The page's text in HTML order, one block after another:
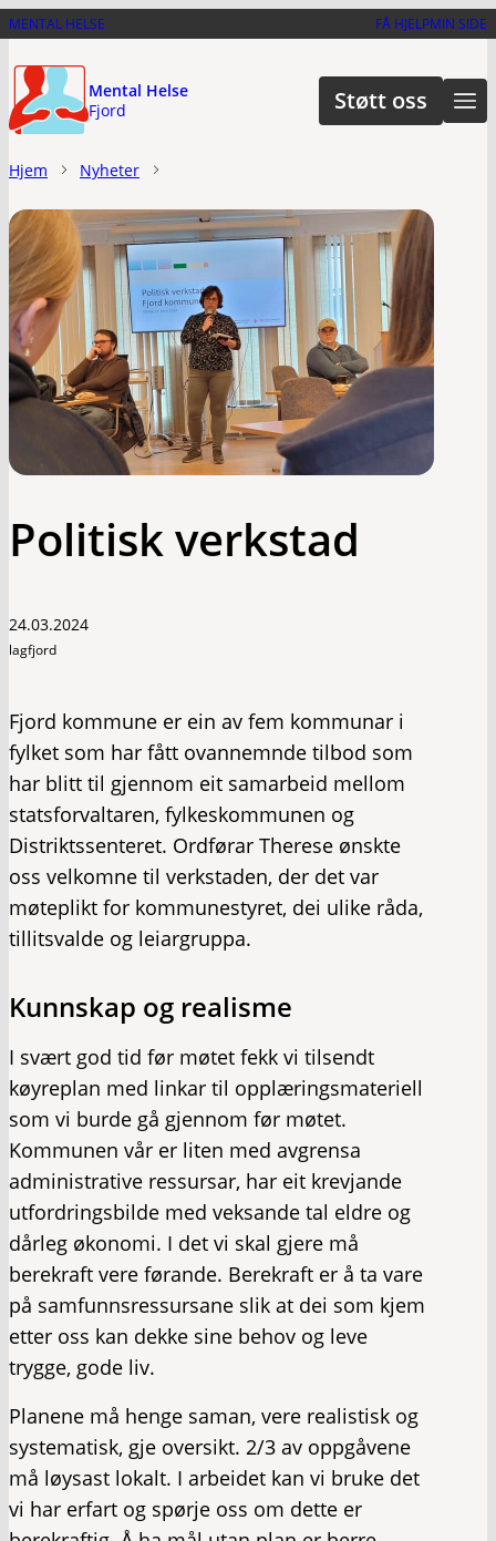
Hopp
hovedinnhold
MENTAL HELSE FÅ HJELPMIN SIDE
Mental Helse
Fjord
Støtt oss
Hjem Nyheter
Politisk verkstad
24.03.2024
lagfjord
Fjord kommune er ein av fem kommunar i
fylket som har fått ovannemnde tilbod som
har blitt til gjennom eit samarbeid mellom
statsforvaltaren, fylkeskommunen og
Distriktssenteret. Ordførar Therese ønskte
oss velkomne til verkstaden, der det var
møteplikt for kommunestyret, dei ulike råda,
tillitsvalde og leiargruppa.
Kunnskap og realisme
I svært god tid før møtet fekk vi tilsendt
køyreplan med linkar til opplæringsmateriell
som vi burde gå gjennom før møtet.
Kommunen vår er liten med avgrensa
administrative ressursar, har eit krevjande
utfordringsbilde med veksande tal eldre og
dårleg økonomi. I det vi skal gjere må
berekraft vere førande. Berekraft er å ta vare
på samfunnsressursane slik at dei som kjem
etter oss kan dekke sine behov og leve
trygge, gode liv.
Planene må henge saman, vere realistisk og
systematisk, gje oversikt. 2/3 av oppgåvene
må løysast lokalt. I arbeidet kan vi bruke det
vi har erfart og spørje oss om dette er